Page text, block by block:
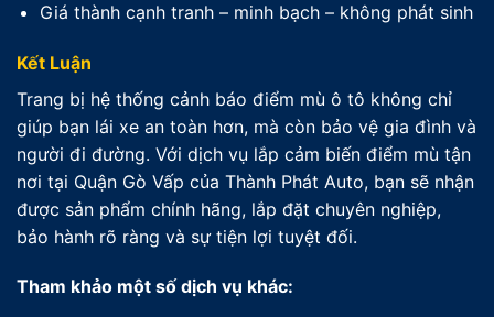
Giá thành cạnh tranh – minh bạch – không phát sinh
Kết Luận
Trang bị hệ thống cảnh báo điểm mù ô tô không chỉ
giúp bạn lái xe an toàn hơn, mà còn bảo vệ gia đình và
người đi đường. Với dịch vụ lắp cảm biến điểm mù tận
nơi tại Quận Gò Vấp của Thành Phát Auto, bạn sẽ nhận
được sản phẩm chính hãng, lắp đặt chuyên nghiệp,
bảo hành rõ ràng và sự tiện lợi tuyệt đối.
Tham khảo một số dịch vụ khác: